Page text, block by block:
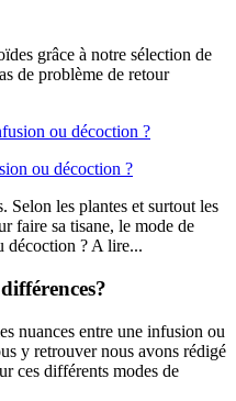
grâce à notre sélection de
de problème de retour
ou décoction ?
Selon les plantes et surtout les
faire sa tisane, le mode de
décoction ? A lire...
nuances entre une infusion ou
y retrouver nous avons rédigé
ces différents modes de